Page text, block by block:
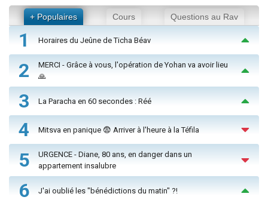
+ Populaires Cours Questions au Rav
1 Horaires du Jeûne de Ticha Béav
2
MERCI - Grâce à vous, l'opération de Yohan va avoir lieu
🙏
3 La Paracha en 60 secondes : Réé
4 Mitsva en panique 😨 Arriver à l'heure à la Téfila
5
URGENCE - Diane, 80 ans, en danger dans un
appartement insalubre
6 J'ai oublié les "bénédictions du matin" ?!